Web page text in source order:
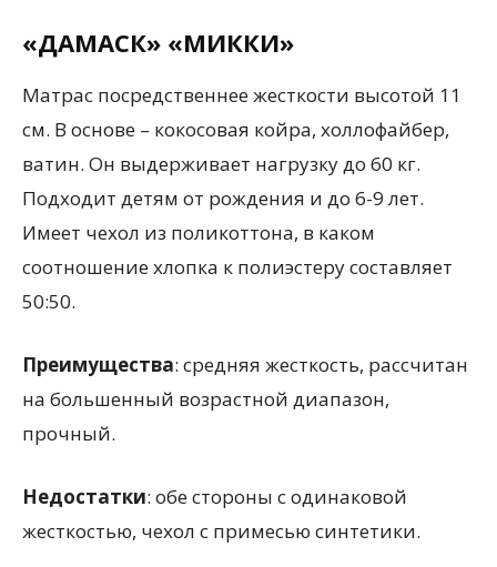
«ДАМАСК» «МИККИ»
Матрас посредственнее жесткости высотой 11
см. В основе – кокосовая койра, холлофайбер,
ватин. Он выдерживает нагрузку до 60 кг.
Подходит детям от рождения и до 6-9 лет.
Имеет чехол из поликоттона, в каком
соотношение хлопка к полиэстеру составляет
50:50.
Преимущества: средняя жесткость, рассчитан
на большенный возрастной диапазон,
прочный.
Недостатки: обе стороны с одинаковой
жесткостью, чехол с примесью синтетики.